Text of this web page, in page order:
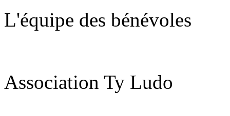
L'équipe des bénévoles
Association Ty Ludo